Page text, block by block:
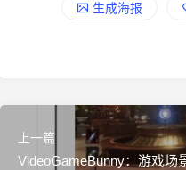
生成海报
上一篇
VideoGameBunny：游戏场